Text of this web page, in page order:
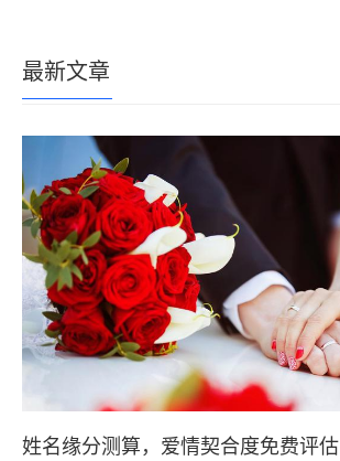
最新文章
姓名缘分测算，爱情契合度免费评估